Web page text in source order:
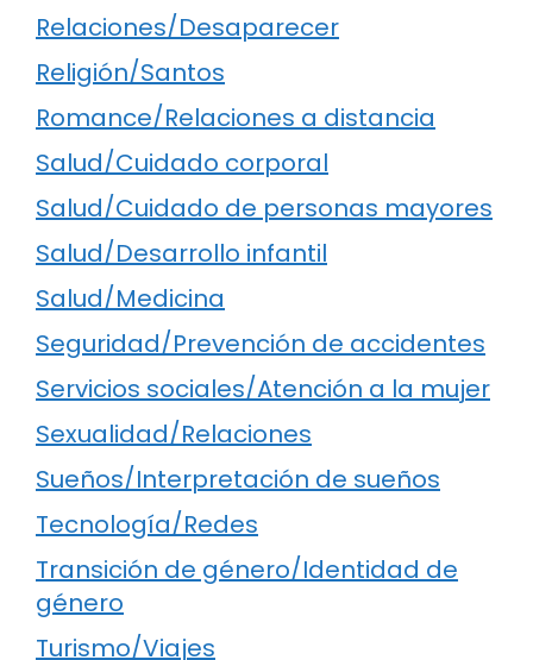
Relaciones/Desaparecer
Religión/Santos
Romance/Relaciones a distancia
Salud/Cuidado corporal
Salud/Cuidado de personas mayores
Salud/Desarrollo infantil
Salud/Medicina
Seguridad/Prevención de accidentes
Servicios sociales/Atención a la mujer
Sexualidad/Relaciones
Sueños/Interpretación de sueños
Tecnología/Redes
Transición de género/Identidad de
género
Turismo/Viajes